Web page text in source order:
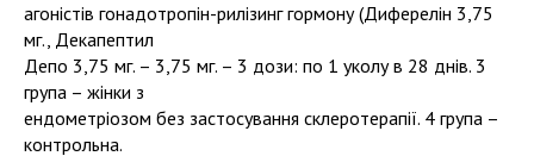
агоністів гонадотропін-рилізинг гормону (Диферелін 3,75
мг., Декапептил
Депо 3,75 мг. – 3,75 мг. – 3 дози: по 1 уколу в 28 днів. 3
група – жінки з
ендометріозом без застосування склеротерапії. 4 група –
контрольна.